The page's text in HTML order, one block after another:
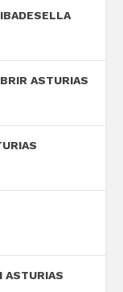
ASTURIAS
ASTURIAS